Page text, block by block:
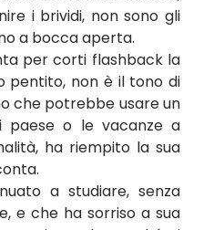
i brividi, non sono gli
a bocca aperta.
per corti flashback la
pentito, non è il tono di
che potrebbe usare un
paese o le vacanze a
ha riempito la sua
a studiare, senza
e che ha sorriso a sua